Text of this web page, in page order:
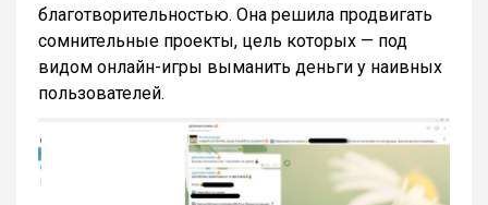
благотворительностью. Она решила продвигать
сомнительные проекты, цель которых — под
видом онлайн-игры выманить деньги у наивных
пользователей.